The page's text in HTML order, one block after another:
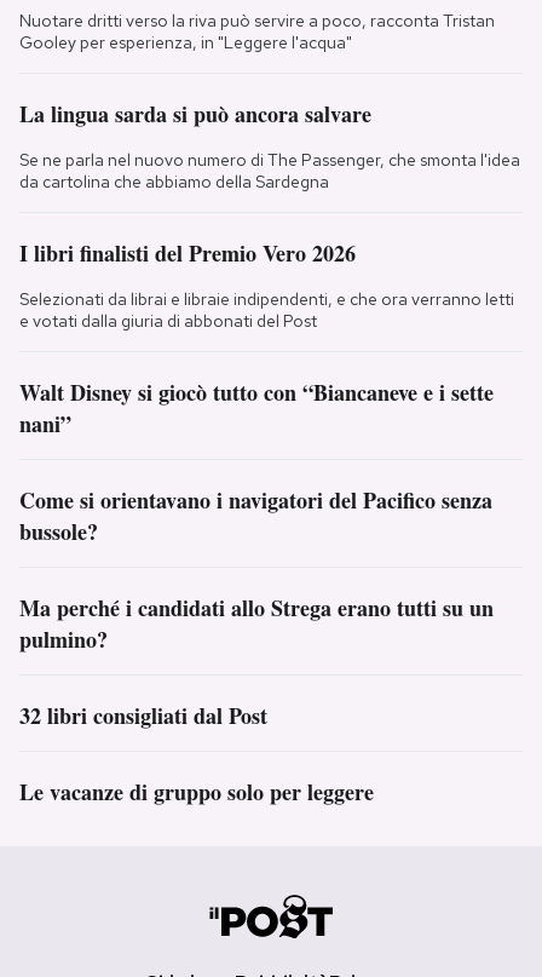
Nuotare dritti verso la riva può servire a poco, racconta Tristan
Gooley per esperienza, in "Leggere l'acqua"
La lingua sarda si può ancora salvare
Se ne parla nel nuovo numero di The Passenger, che smonta l'idea
da cartolina che abbiamo della Sardegna
I libri finalisti del Premio Vero 2026
Selezionati da librai e libraie indipendenti, e che ora verranno letti
e votati dalla giuria di abbonati del Post
Walt Disney si giocò tutto con “Biancaneve e i sette
nani”
Come si orientavano i navigatori del Pacifico senza
bussole?
Ma perché i candidati allo Strega erano tutti su un
pulmino?
32 libri consigliati dal Post
Le vacanze di gruppo solo per leggere